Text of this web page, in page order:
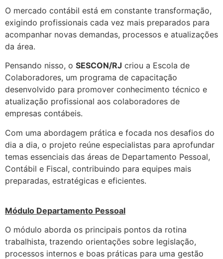
O mercado contábil está em constante transformação,
exigindo profissionais cada vez mais preparados para
acompanhar novas demandas, processos e atualizações
da área.
Pensando nisso, o SESCON/RJ criou a Escola de
Colaboradores, um programa de capacitação
desenvolvido para promover conhecimento técnico e
atualização profissional aos colaboradores de
empresas contábeis.
Com uma abordagem prática e focada nos desafios do
dia a dia, o projeto reúne especialistas para aprofundar
temas essenciais das áreas de Departamento Pessoal,
Contábil e Fiscal, contribuindo para equipes mais
preparadas, estratégicas e eficientes.
Módulo Departamento Pessoal
O módulo aborda os principais pontos da rotina
trabalhista, trazendo orientações sobre legislação,
processos internos e boas práticas para uma gestão